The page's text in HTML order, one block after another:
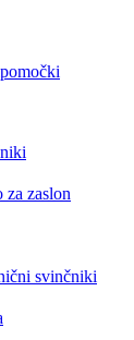
za zaslon
svinčniki